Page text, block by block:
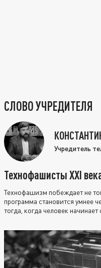
СЛОВО УЧРЕДИТЕЛЯ
Учредитель
Технофашисты XXI
Технофашизм побеждает не
программа становится умнее
тогда, когда человек